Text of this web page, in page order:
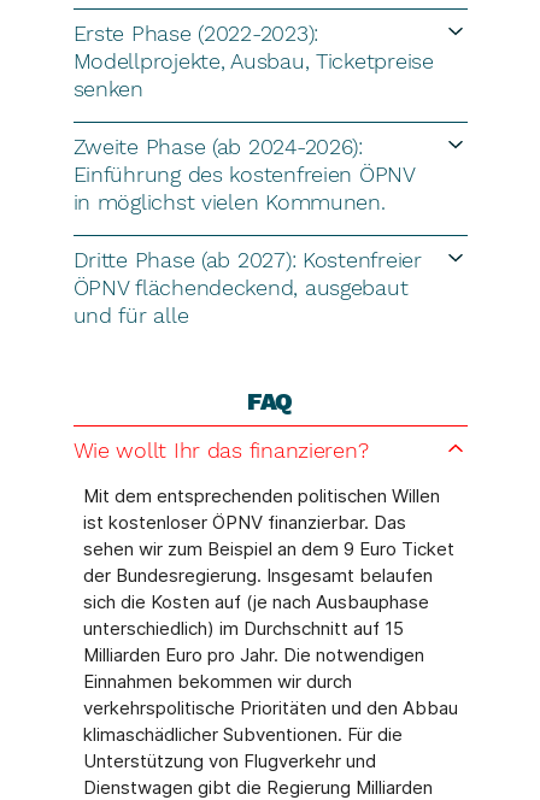
Erste Phase (2022-2023):
Modellprojekte, Ausbau, Ticketpreise
senken
Zweite Phase (ab 2024-2026):
Einführung des kostenfreien ÖPNV
in möglichst vielen Kommunen.
Dritte Phase (ab 2027): Kostenfreier
ÖPNV flächendeckend, ausgebaut
und für alle
FAQ
Wie wollt Ihr das finanzieren?
Mit dem entsprechenden politischen Willen
ist kostenloser ÖPNV finanzierbar. Das
sehen wir zum Beispiel an dem 9 Euro Ticket
der Bundesregierung. Insgesamt belaufen
sich die Kosten auf (je nach Ausbauphase
unterschiedlich) im Durchschnitt auf 15
Milliarden Euro pro Jahr. Die notwendigen
Einnahmen bekommen wir durch
verkehrspolitische Prioritäten und den Abbau
klimaschädlicher Subventionen. Für die
Unterstützung von Flugverkehr und
Dienstwagen gibt die Regierung Milliarden